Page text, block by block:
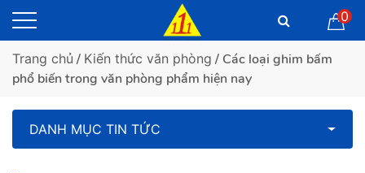
0
Trang chủ / Kiến thức văn phòng / Các loại ghim bấm
phổ biến trong văn phòng phẩm hiện nay
DANH MỤC TIN TỨC